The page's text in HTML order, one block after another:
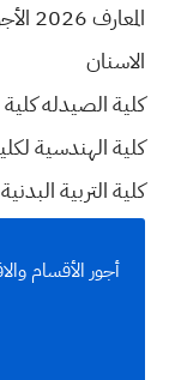
الاسنان
كلية الصيدله
كلية الهندسية
كلية التربية البدنية